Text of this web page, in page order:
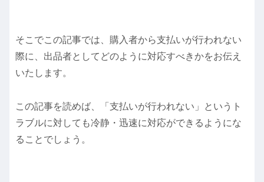
そこでこの記事では、購入者から支払いが行われない
際に、出品者としてどのように対応すべきかをお伝え
いたします。
この記事を読めば、「支払いが行われない」というト
ラブルに対しても冷静・迅速に対応ができるようにな
ることでしょう。